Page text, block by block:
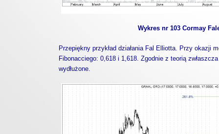
Wykres nr 103 Cormay
Przepiękny przykład działania Fal Elliotta. Przy okazji
Fibonacciego: 0,618 i 1,618. Zgodnie z teorią
wydłużone.